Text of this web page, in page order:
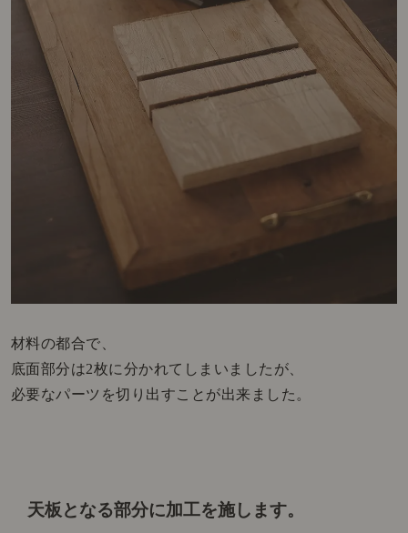
材料の都合で、
底面部分は2枚に分かれてしまいましたが、
必要なパーツを切り出すことが出来ました。
天板となる部分に加工を施します。